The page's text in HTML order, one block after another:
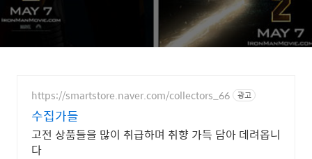
https://smartstore.naver.com/collectors_66 광고
수집가들
고전 상품들을 많이 취급하며 취향 가득 담아 데려옵니
다